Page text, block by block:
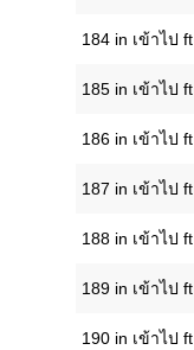
184 in เข้าไป ft
185 in เข้าไป ft
186 in เข้าไป ft
187 in เข้าไป ft
188 in เข้าไป ft
189 in เข้าไป ft
190 in เข้าไป ft